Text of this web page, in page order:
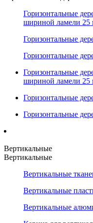
Горизонтальные
шириной ламели 25
Горизонтальные
Горизонтальные
Горизонтальные
шириной ламели 25
Горизонтальные
Горизонтальные
Вертикальные
Вертикальные
Вертикальные
Вертикальные
Вертикальные